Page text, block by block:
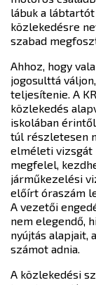
lábuk a
közlekedésre
szabad
Ahhoz, hogy
jogosulttá
teljesítenie. A
közlekedés
iskolában
túl részletesen
elméleti vizsgát
megfelel,
járműkezelési
előírt óraszám
A vezetői
nem elegendő,
nyújtás alapjait,
számot adnia.
A közlekedési